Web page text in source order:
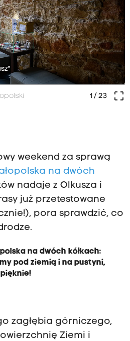
crop_free
1/ 23
weekend za sprawą
na dwóch
nadaje z Olkusza i
już przetestowane
pora sprawdzić, co
na dwóch kółkach:
pod ziemią i na pustyni,
pięknie!
zagłębia górniczego,
Ziemi i